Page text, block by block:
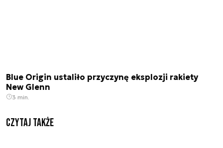
Blue Origin ustaliło przyczynę eksplozji rakiety
New Glenn
3 min.
Czytaj także